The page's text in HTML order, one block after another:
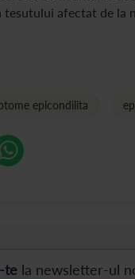
tesutului afectat de
epicondilita
te la newsletter-ul